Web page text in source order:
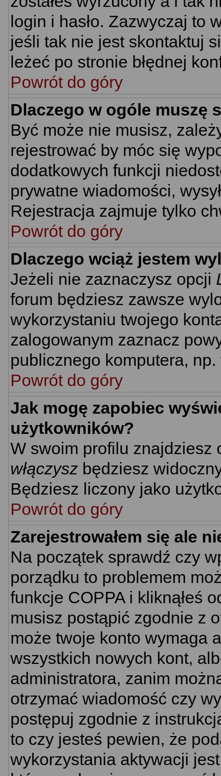
login i hasło. Zazwyczaj to
jeśli tak nie jest skontaktuj
leżeć po stronie błędnej
Powrót do góry
Dlaczego w ogóle muszę
Być może nie musisz,
rejestrować by móc się
dodatkowych funkcji
prywatne wiadomości,
Rejestracja zajmuje tylko
Powrót do góry
Dlaczego wciąż jestem
Jeżeli nie zaznaczysz opcji
forum będziesz zawsze
wykorzystaniu twojego
zalogowanym zaznacz
publicznego komputera,
Powrót do góry
Jak mogę zapobiec
użytkowników?
W swoim profilu znajdziesz
włączysz będziesz
Będziesz liczony jako
Powrót do góry
Zarejestrowałem się ale
Na początek sprawdź czy
porządku to problemem
funkcje COPPA i kliknąłeś
musisz postąpić zgodnie z
może twoje konto wymaga
wszystkich nowych kont,
administratora, zanim
otrzymać wiadomość czy
postępuj zgodnie z
to czy jesteś pewien, że
wykorzystania aktywacji